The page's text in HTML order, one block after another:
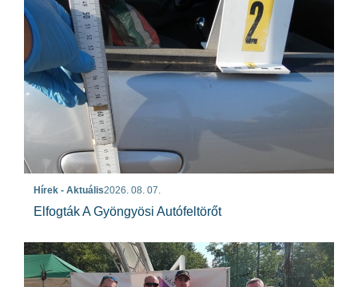
Hírek - Aktuális2026. 08. 07.
Elfogták A Gyöngyösi Autófeltörőt